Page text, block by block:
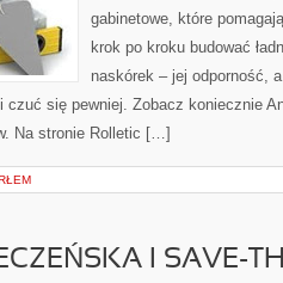
gabinetowe, które
krok po kroku budować
naskórek – jej odporność,
czuć się pewniej. Zobacz koniecznie
Na stronie Rolletic […]
I SAVE-